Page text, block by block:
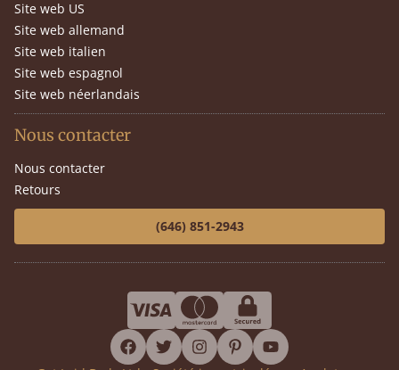
Site web US
Site web allemand
Site web italien
Site web espagnol
Site web néerlandais
Nous contacter
Nous contacter
Retours
(646) 851-2943
facebook
twitterinstagram
pinterestyoutube